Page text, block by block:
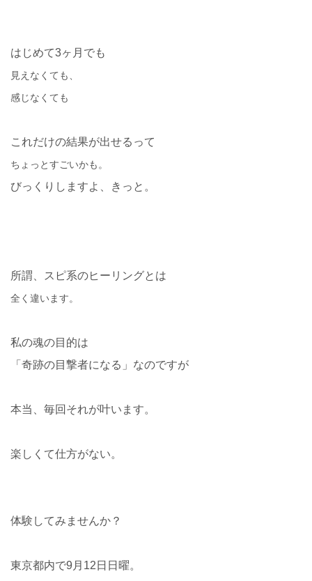
はじめて3ヶ月でも
見えなくても、
感じなくても
これだけの結果が出せるって
ちょっとすごいかも。
びっくりしますよ、きっと。
所謂、スピ系のヒーリングとは
全く違います。
私の魂の目的は
「奇跡の目撃者になる」なのですが
本当、毎回それが叶います。
楽しくて仕方がない。
体験してみませんか？
東京都内で9 月 12 日日曜。